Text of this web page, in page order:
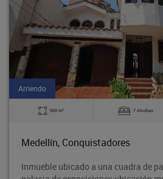
500 m 2 7 Alcobas
Medellín, Conquistadores
Inmueble ubicado a una cuadra de